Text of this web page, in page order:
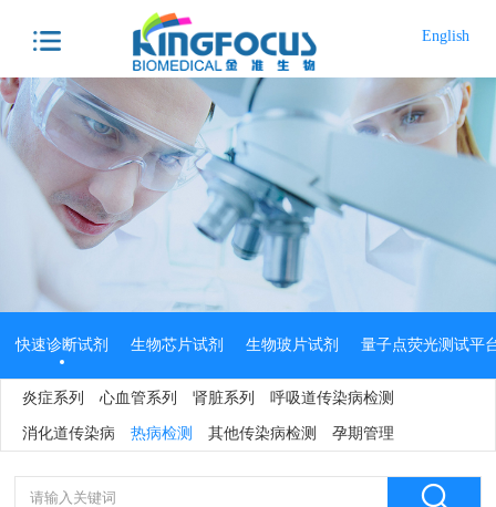
English
快速诊断试剂 生物芯片试剂 生物玻片试剂 量子点荧光测试平
炎症系列 心血管系列 肾脏系列 呼吸道传染病检测
消化道传染病 热病检测 其他传染病检测 孕期管理